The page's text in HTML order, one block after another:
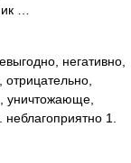
…
негативно,
уничтожающе,
1.